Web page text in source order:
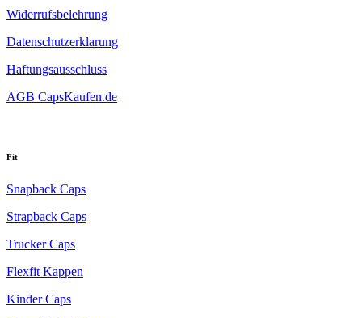
Widerrufsbelehrung
Datenschutzerklarung
Haftungsausschluss
AGB CapsKaufen.de
Fit
Snapback Caps
Strapback Caps
Trucker Caps
Flexfit Kappen
Kinder Caps